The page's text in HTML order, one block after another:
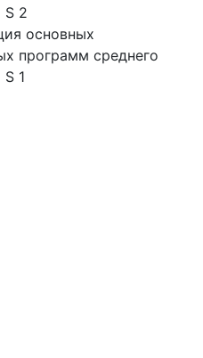
S 2
основных
программ среднего
1